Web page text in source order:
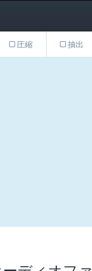
圧縮 抽出